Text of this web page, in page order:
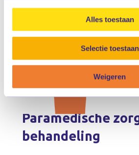
Alles toestaan
Selectie toestaan
Weigeren
Paramedische
behandeling